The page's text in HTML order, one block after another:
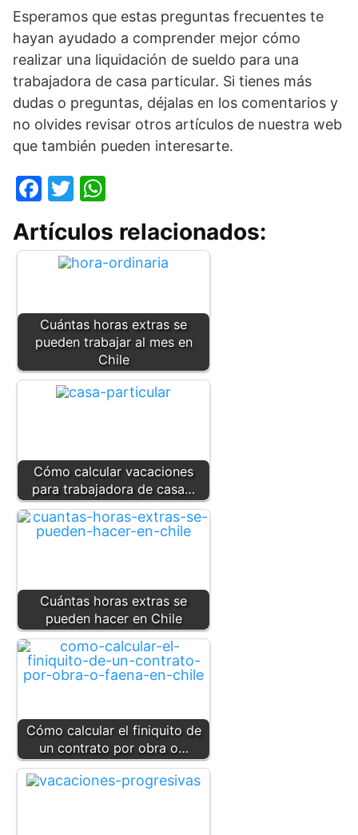
Esperamos que estas preguntas frecuentes te
hayan ayudado a comprender mejor cómo
realizar una liquidación de sueldo para una
trabajadora de casa particular. Si tienes más
dudas o preguntas, déjalas en los comentarios y
no olvides revisar otros artículos de nuestra web
que también pueden interesarte.
F
c
o
o
k
T
itt
er
at
s
p
p
Artículos relacionados:
Cuántas horas extras se
pueden trabajar al mes en
Chile
Cómo calcular vacaciones
para trabajadora de casa…
Cuántas horas extras se
pueden hacer en Chile
Cómo calcular el finiquito de
un contrato por obra o…